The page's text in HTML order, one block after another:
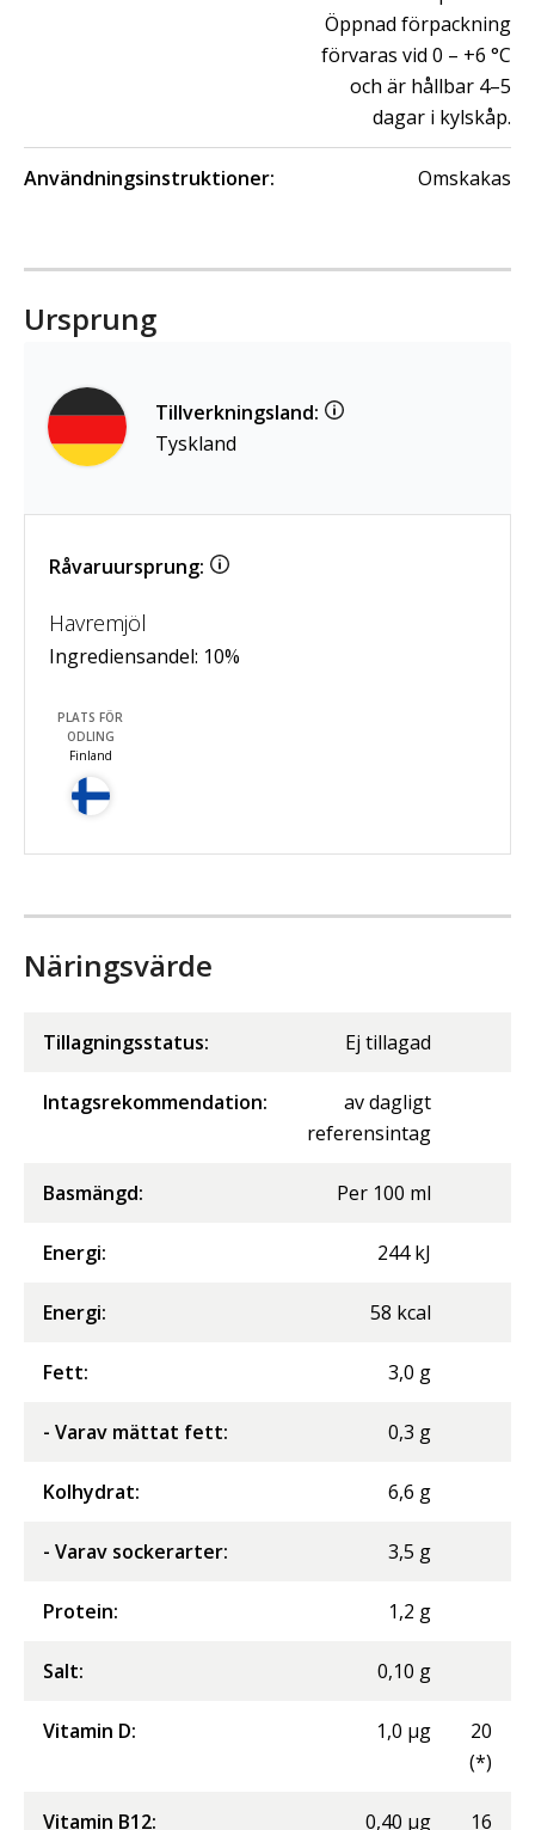
Öppnad förpackning
förvaras vid 0 – +6 °C
och är hållbar 4–5
dagar i kylskåp.
Användningsinstruktioner: Omskakas
Ursprung
Tillverkningsland:
Tyskland
Råvaruursprung:
Havremjöl
Ingrediensandel: 10%
PLATS FÖR
ODLING
Finland
Näringsvärde
Tillagningsstatus: Ej tillagad
Intagsrekommendation:
av dagligt
referensintag
Basmängd: Per 100 ml
Energi: 244 kJ
Energi: 58 kcal
Fett: 3,0 g
- Varav mättat fett: 0,3 g
Kolhydrat: 6,6 g
- Varav sockerarter: 3,5 g
Protein: 1,2 g
Salt: 0,10 g
Vitamin D: 1,0 µg
20
(*)
Vitamin B12: 0,40 µg
16